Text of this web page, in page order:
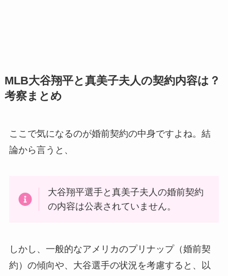
MLB大谷翔平と真美子夫人の契約内容は？
考察まとめ
ここで気になるのが婚前契約の中身ですよね。結
論から言うと、
大谷翔平選手と真美子夫人の婚前契約
の内容は公表されていません。
しかし、一般的なアメリカのプリナップ（婚前契
約）の傾向や、大谷選手の状況を考慮すると、以